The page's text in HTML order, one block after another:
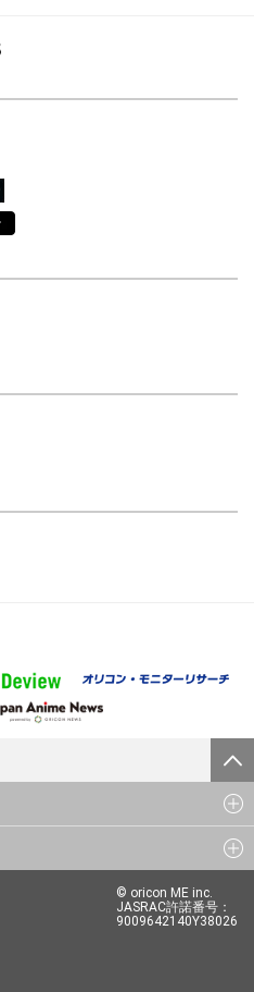
© oricon ME inc.
JASRAC許諾番号：
9009642140Y38026